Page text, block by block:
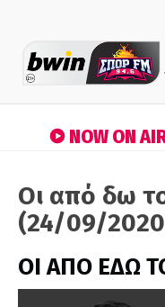
NOW ON
Οι από δω
(24/09/
ΟΙ ΑΠΟ ΕΔΩ